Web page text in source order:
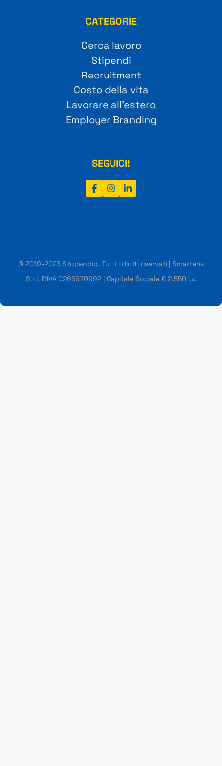
CATEGORIE
Cerca lavoro
Stipendi
Recruitment
Costo della vita
Lavorare all’estero
Employer Branding
SEGUICI!
© 2019-2023 Stupendio. Tutti i diritti riservati | Smarteris
S.r.l. P.IVA 0265970992 | Capitale Sociale € 2.550 i.v.